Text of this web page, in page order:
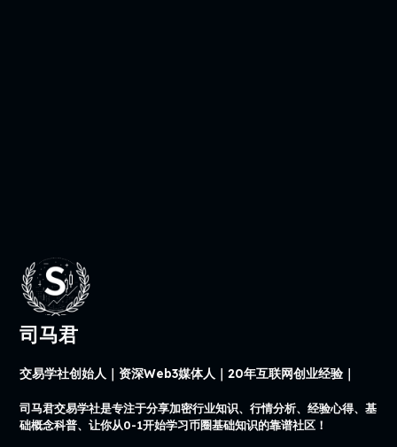
司马君
交易学社创始人｜资深Web3媒体人｜20年互联网创业经验｜
司马君交易学社是专注于分享加密行业知识、行情分析、经验心得、基
础概念科普、让你从0-1开始学习币圈基础知识的靠谱社区！